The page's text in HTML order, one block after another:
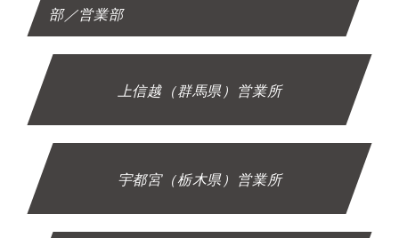
部／営業部
上信越（群馬県）営業所
宇都宮（栃木県）営業所